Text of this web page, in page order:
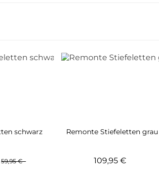
schwarz
59,95 €
Remonte Stiefeletten grau
109,95 €